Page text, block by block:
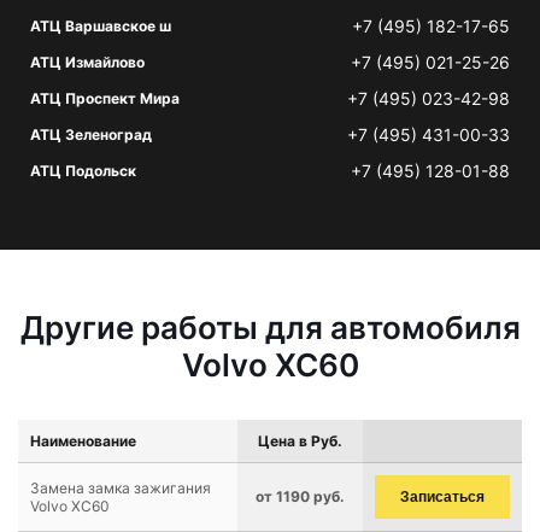
АТЦ Варшавское ш +7 (495) 182-17-65
АТЦ Измайлово +7 (495) 021-25-26
АТЦ Проспект Мира +7 (495) 023-42-98
АТЦ Зеленоград +7 (495) 431-00-33
АТЦ Подольск +7 (495) 128-01-88
Другие работы для автомобиля
Volvo XC60
Наименование Цена в Руб.
Замена замка зажигания
Volvo XC60
от 1190 руб. Записаться